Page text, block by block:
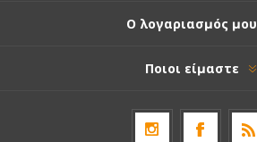
Ο λογαριασμός μου
Ποιοι είμαστε